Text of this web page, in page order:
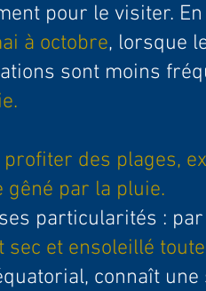
pour le visiter.
à octobre, lorsque
sont moins
profiter des plages,
par la pluie.
particularités :
sec et ensoleillé toute
connaît une